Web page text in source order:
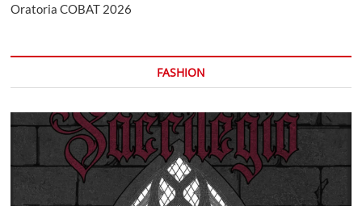
Oratoria COBAT 2026
FASHION